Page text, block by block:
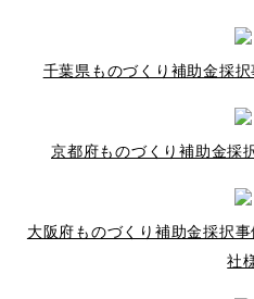
千葉県ものづくり補助金採
京都府ものづくり補助金
大阪府ものづくり補助金採択
社